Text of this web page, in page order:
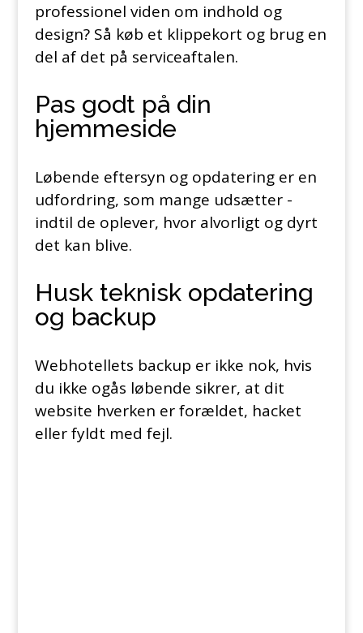
professionel viden om indhold og
design? Så køb et klippekort og brug en
del af det på serviceaftalen.
Pas godt på din
hjemmeside
Løbende eftersyn og opdatering er en
udfordring, som mange udsætter -
indtil de oplever, hvor alvorligt og dyrt
det kan blive.
Husk teknisk opdatering
og backup
Webhotellets backup er ikke nok, hvis
du ikke ogås løbende sikrer, at dit
website hverken er forældet, hacket
eller fyldt med fejl.